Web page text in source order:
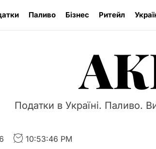
Паливо Бізнес Ритейл
Податки в Україні. Паливо.
10:53:47 PM
для iPad Air 13″ M2 (2024) –
шини – особливості та типи